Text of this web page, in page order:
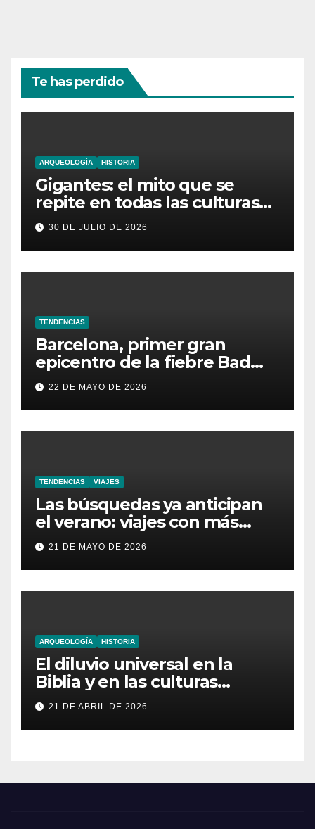
Te has perdido
ARQUEOLOGÍA HISTORIA
Gigantes: el mito que se
repite en todas las culturas
del mundo
30 DE JULIO DE 2026
TENDENCIAS
Barcelona, primer gran
epicentro de la fiebre Bad
Bunny en España
22 DE MAYO DE 2026
TENDENCIAS VIAJES
Las búsquedas ya anticipan
el verano: viajes con más
aventura, moda inesperada y
nuevas obsesiones virales
21 DE MAYO DE 2026
ARQUEOLOGÍA HISTORIA
El diluvio universal en la
Biblia y en las culturas
antiguas
21 DE ABRIL DE 2026